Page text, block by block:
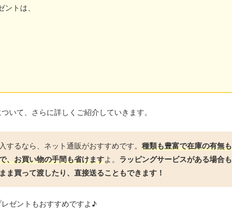
トは、
いて、さらに詳しくご紹介していきます。
するなら、ネット通販がおすすめです。 種類も豊富で在庫の有無も
、お買い物の手間も省けますよ。 ラッピングサービスがある場合も
ま買って渡したり、直接送ることもできます！
ゼントもおすすめですよ♪